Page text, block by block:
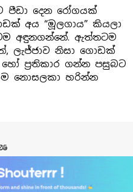
පීඩා දෙන රෝගයක්
අය “මූලගාය” කියලා
අඳුනගන්නේ. ඇත්තටම
ලැජ්ජාව නිසා ගොඩක්
ප්‍රතිකාර ගන්න පසුබට
නොසලකා හරින්න